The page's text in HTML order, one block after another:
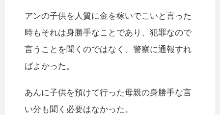
アンの子供を人質に金を稼いでこいと言った
時もそれは身勝手なことであり、犯罪なので
言うことを聞くのではなく、警察に通報すれ
ばよかった。
あんに子供を預けて行った母親の身勝手な言
い分も聞く必要はなかった。